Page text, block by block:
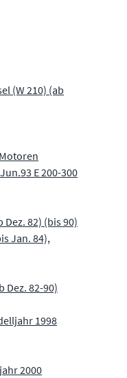
(W 210) (ab
E 200-300
Dez. 82) (bis 90)
Jan. 84),
Dez. 82-90)
1998
2000